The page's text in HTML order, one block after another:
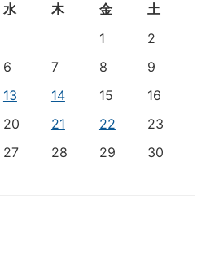
水 木 金
土
1
2
6 7 8
9
13 14 15
16
20 21 22
23
27 28 29
30